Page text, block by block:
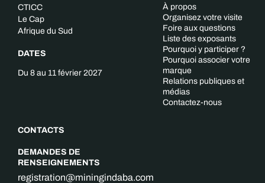
CTICC
Le Cap
Afrique du Sud
DATES
Du 8 au 11 février 2027
CONTACTS
DEMANDES DE
RENSEIGNEMENTS
registration@miningindaba.com
À propos
Organisez votre visite
Foire aux questions
Liste des exposants
Pourquoi y participer ?
Pourquoi associer votre
marque
Relations publiques et
médias
Contactez-nous